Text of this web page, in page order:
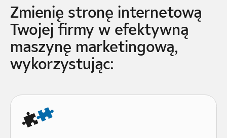
Zmienię stronę internetową
Twojej firmy w efektywną
maszynę marketingową,
wykorzystując: